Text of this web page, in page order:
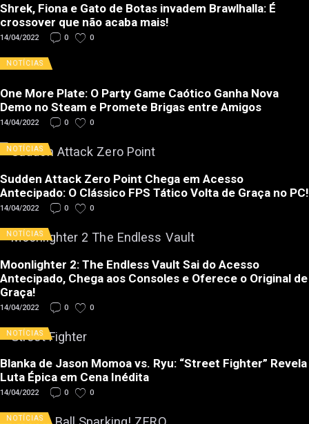
Shrek, Fiona e Gato de Botas invadem Brawlhalla: É
crossover que não acaba mais!
14/04/2022 0 0
NOTÍCIAS
One More Plate: O Party Game Caótico Ganha Nova
Demo no Steam e Promete Brigas entre Amigos
14/04/2022 0 0
NOTÍCIAS
Sudden Attack Zero Point Chega em Acesso
Antecipado: O Clássico FPS Tático Volta de Graça no PC!
14/04/2022 0 0
NOTÍCIAS
Moonlighter 2: The Endless Vault Sai do Acesso
Antecipado, Chega aos Consoles e Oferece o Original de
Graça!
14/04/2022 0 0
NOTÍCIAS
Blanka de Jason Momoa vs. Ryu: “Street Fighter” Revela
Luta Épica em Cena Inédita
14/04/2022 0 0
NOTÍCIAS